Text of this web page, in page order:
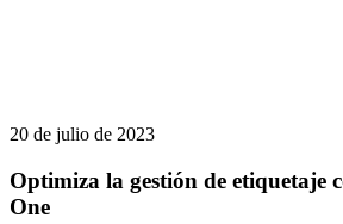
20 de julio de 2023
Optimiza la gestión de etiquetaje
One